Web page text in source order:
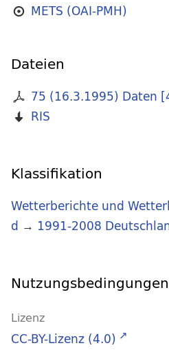
METS (OAI-PMH)
Dateien
75 (16.3.1995) Daten [
RIS
Klassifikation
Wetterberichte und
d → 1991-2008
Nutzungsbedingungen
Lizenz
CC-BY-Lizenz (4.0)